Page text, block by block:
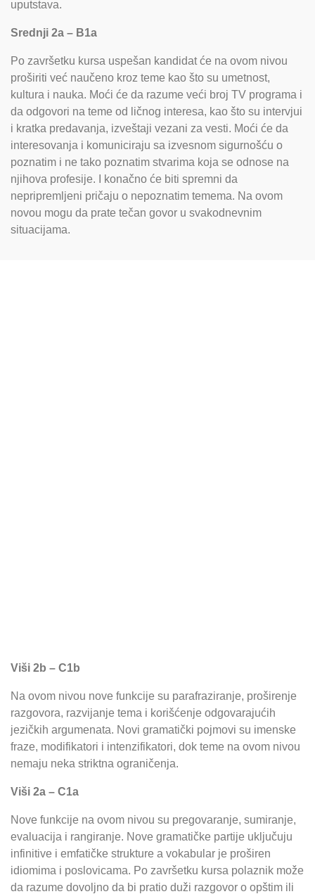
uputstava.
Srednji 2a – B1a
Po završetku kursa uspešan kandidat će na ovom nivou
proširiti već naučeno kroz teme kao što su umetnost,
kultura i nauka. Moći će da razume veći broj TV programa i
da odgovori na teme od ličnog interesa, kao što su intervjui
i kratka predavanja, izveštaji vezani za vesti. Moći će da
interesovanja i komuniciraju sa izvesnom sigurnošću o
poznatim i ne tako poznatim stvarima koja se odnose na
njihova profesije. I konačno će biti spremni da
nepripremljeni pričaju o nepoznatim temema. Na ovom
novou mogu da prate tečan govor u svakodnevnim
situacijama.
Viši 2b – C1b
Na ovom nivou nove funkcije su parafraziranje, proširenje
razgovora, razvijanje tema i korišćenje odgovarajućih
jezičkih argumenata. Novi gramatički pojmovi su imenske
fraze, modifikatori i intenzifikatori, dok teme na ovom nivou
nemaju neka striktna ograničenja.
Viši 2a – C1a
Nove funkcije na ovom nivou su pregovaranje, sumiranje,
evaluacija i rangiranje. Nove gramatičke partije uključuju
infinitive i emfatičke strukture a vokabular je proširen
idiomima i poslovicama. Po završetku kursa polaznik može
da razume dovoljno da bi pratio duži razgovor o opštim ili